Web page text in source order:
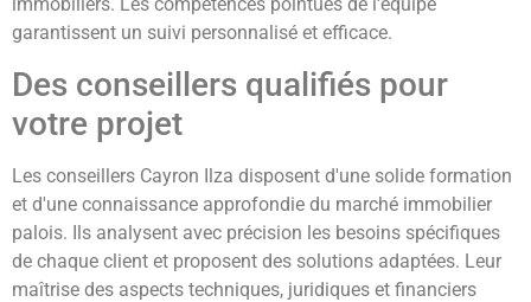
immobiliers. Les compétences pointues de l'équipe
garantissent un suivi personnalisé et efficace.
Des conseillers qualifiés pour
votre projet
Les conseillers Cayron Ilza disposent d'une solide formation
et d'une connaissance approfondie du marché immobilier
palois. Ils analysent avec précision les besoins spécifiques
de chaque client et proposent des solutions adaptées. Leur
maîtrise des aspects techniques, juridiques et financiers